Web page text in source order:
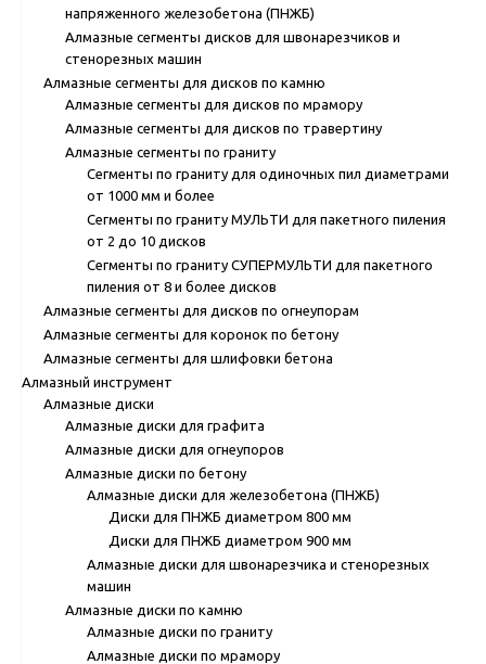
напряженного железобетона (ПНЖБ)
Алмазные сегменты дисков для швонарезчиков и
стенорезных машин
Алмазные сегменты для дисков по камню
Алмазные сегменты для дисков по мрамору
Алмазные сегменты для дисков по травертину
Алмазные сегменты по граниту
Сегменты по граниту для одиночных пил диаметрами
от 1000 мм и более
Сегменты по граниту МУЛЬТИ для пакетного пиления
от 2 до 10 дисков
Сегменты по граниту СУПЕРМУЛЬТИ для пакетного
пиления от 8 и более дисков
Алмазные сегменты для дисков по огнеупорам
Алмазные сегменты для коронок по бетону
Алмазные сегменты для шлифовки бетона
Алмазный инструмент
Алмазные диски
Алмазные диски для графита
Алмазные диски для огнеупоров
Алмазные диски по бетону
Алмазные диски для железобетона (ПНЖБ)
Диски для ПНЖБ диаметром 800 мм
Диски для ПНЖБ диаметром 900 мм
Алмазные диски для швонарезчика и стенорезных
машин
Алмазные диски по камню
Алмазные диски по граниту
Алмазные диски по мрамору